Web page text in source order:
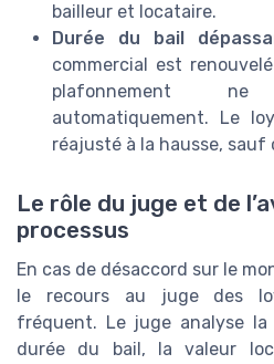
bailleur et locataire.
Durée du bail
commercial est
plafonnement
automatiquement. Le
réajusté à la hausse, sauf
Le rôle du juge et de
processus
En cas de désaccord sur le
le recours au juge des
fréquent. Le juge analyse la
durée du bail, la valeur